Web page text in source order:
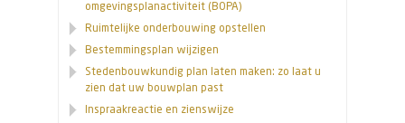
omgevingsplanactiviteit (BOPA)
Ruimtelijke onderbouwing opstellen
Bestemmingsplan wijzigen
Stedenbouwkundig plan laten maken: zo laat u
zien dat uw bouwplan past
Inspraakreactie en zienswijze